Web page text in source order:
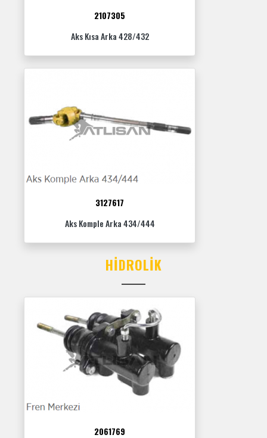
2107305
Aks Kısa Arka 428/432
3127617
Aks Komple Arka 434/444
HIDROLIK
2061769